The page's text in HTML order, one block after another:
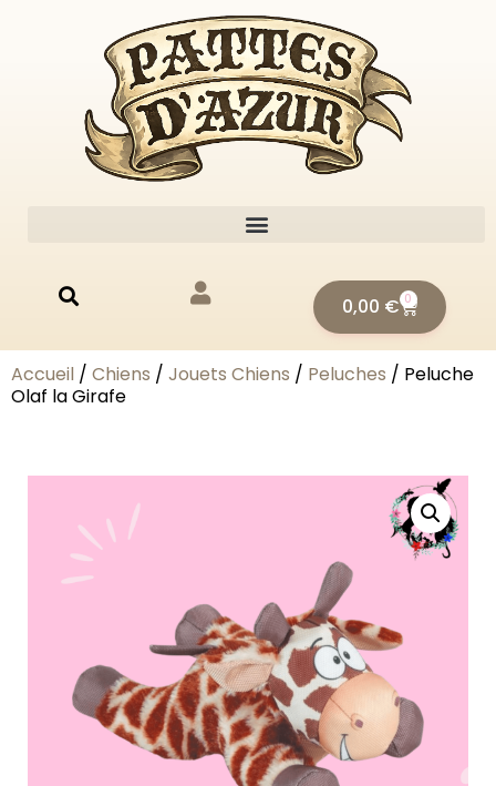
0,00 € 0
Accueil / Chiens / Jouets Chiens / Peluches / Peluche
Olaf la Girafe